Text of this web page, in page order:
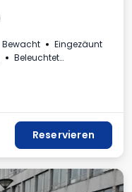
Bewacht
Eingezäunt
Beleuchtet
Reservieren